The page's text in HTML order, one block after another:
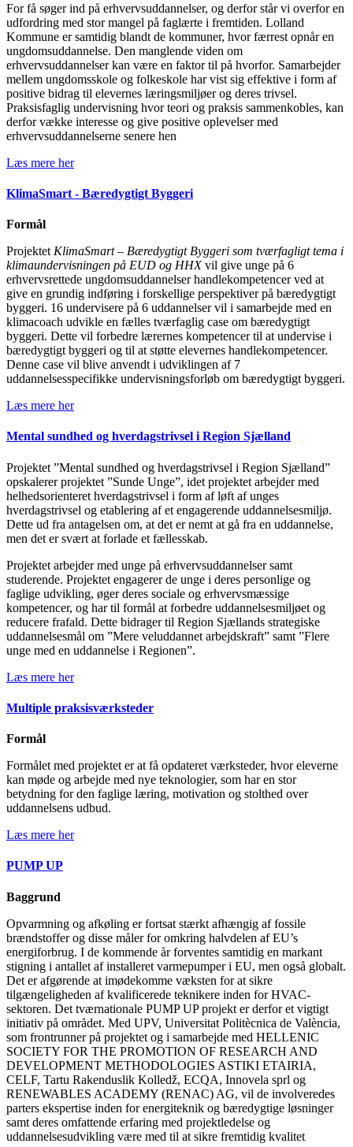
For få søger ind på erhvervsuddannelser, og derfor står vi overfor en
udfordring med stor mangel på faglærte i fremtiden. Lolland
Kommune er samtidig blandt de kommuner, hvor færrest opnår en
ungdomsuddannelse. Den manglende viden om
erhvervsuddannelser kan være en faktor til på hvorfor. Samarbejder
mellem ungdomsskole og folkeskole har vist sig effektive i form af
positive bidrag til elevernes læringsmiljøer og deres trivsel.
Praksisfaglig undervisning hvor teori og praksis sammenkobles, kan
derfor vække interesse og give positive oplevelser med
erhvervsuddannelserne senere hen
Læs mere her
KlimaSmart - Bæredygtigt Byggeri
Formål
Projektet KlimaSmart – Bæredygtigt Byggeri som tværfagligt tema i
klimaundervisningen på EUD og HHXvil give unge på 6
erhvervsrettede ungdomsuddannelser handlekompetencer ved at
give en grundig indføring i forskellige perspektiver på bæredygtigt
byggeri. 16 undervisere på 6 uddannelser vil i samarbejde med en
klimacoach udvikle en fælles tværfaglig case om bæredygtigt
byggeri. Dette vil forbedre lærernes kompetencer til at undervise i
bæredygtigt byggeri og til at støtte elevernes handlekompetencer.
Denne case vil blive anvendt i udviklingen af 7
uddannelsesspecifikke undervisningsforløb om bæredygtigt byggeri.
Læs mere her
Mental sundhed og hverdagstrivsel i Region Sjælland
Projektet ”Mental sundhed og hverdagstrivsel i Region Sjælland”
opskalerer projektet ”Sunde Unge”, idet projektet arbejder med
helhedsorienteret hverdagstrivsel i form af løft af unges
hverdagstrivsel og etablering af et engagerende uddannelsesmiljø.
Dette ud fra antagelsen om, at det er nemt at gå fra en uddannelse,
men det er svært at forlade et fællesskab.
Projektet arbejder med unge på erhvervsuddannelser samt
studerende. Projektet engagerer de unge i deres personlige og
faglige udvikling, øger deres sociale og erhvervsmæssige
kompetencer, og har til formål at forbedre uddannelsesmiljøet og
reducere frafald. Dette bidrager til Region Sjællands strategiske
uddannelsesmål om ”Mere veluddannet arbejdskraft” samt ”Flere
unge med en uddannelse i Regionen”.
Læs mere her
Multiple praksisværksteder
Formål
Formålet med projektet er at få opdateret værksteder, hvor eleverne
kan møde og arbejde med nye teknologier, som har en stor
betydning for den faglige læring, motivation og stolthed over
uddannelsens udbud.
Læs mere her
PUMP UP
Baggrund
Opvarmning og afkøling er fortsat stærkt afhængig af fossile
brændstoffer og disse måler for omkring halvdelen af EU’s
energiforbrug. I de kommende år forventes samtidig en markant
stigning i antallet af installeret varmepumper i EU, men også globalt.
Det er afgørende at imødekomme væksten for at sikre
tilgængeligheden af kvalificerede teknikere inden for HVAC-
sektoren. Det tværnationale PUMP UP projekt er derfor et vigtigt
initiativ på området. Med UPV, Universitat Politècnica de València,
som frontrunner på projektet og i samarbejde med HELLENIC
SOCIETY FOR THE PROMOTION OF RESEARCH AND
DEVELOPMENT METHODOLOGIES ASTIKI ETAIRIA,
CELF, Tartu Rakenduslik Kolledž, ECQA, Innovela sprl og
RENEWABLES ACADEMY (RENAC) AG, vil de involveredes
parters ekspertise inden for energiteknik og bæredygtige løsninger
samt deres omfattende erfaring med projektledelse og
uddannelsesudvikling være med til at sikre fremtidig kvalitet